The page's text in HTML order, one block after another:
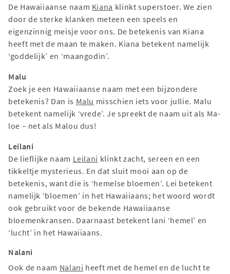
De Hawaiiaanse naam Kiana klinkt superstoer. We zien
door de sterke klanken meteen een speels en
eigenzinnig meisje voor ons. De betekenis van Kiana
heeft met de maan te maken. Kiana betekent namelijk
‘goddelijk’ en ‘maangodin’.
Malu
Zoek je een Hawaiiaanse naam met een bijzondere
betekenis? Dan is Malu misschien iets voor jullie. Malu
betekent namelijk ‘vrede’. Je spreekt de naam uit als Ma-
loe – net als Malou dus!
Leilani
De lieflijke naam Leilani klinkt zacht, sereen en een
tikkeltje mysterieus. En dat sluit mooi aan op de
betekenis, want die is ‘hemelse bloemen’. Lei betekent
namelijk ‘bloemen’ in het Hawaiiaans; het woord wordt
ook gebruikt voor de bekende Hawaiiaanse
bloemenkransen. Daarnaast betekent lani ‘hemel’ en
‘lucht’ in het Hawaiiaans.
Nalani
Ook de naam Nalani heeft met de hemel en de lucht te